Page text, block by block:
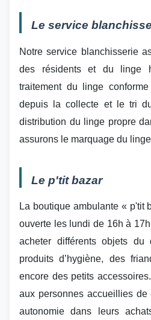
Le service
Notre service blanchisserie
des résidents et du linge
traitement du linge
depuis la collecte et le tri
distribution du linge propre
assurons le marquage du
Le p'tit bazar
La boutique ambulante « p'tit
ouverte les lundi de 16h à
acheter différents objets du
produits d’hygiène, des
encore des petits
aux personnes accueillies de
autonomie dans leurs